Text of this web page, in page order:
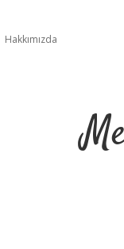
Hakkımızda